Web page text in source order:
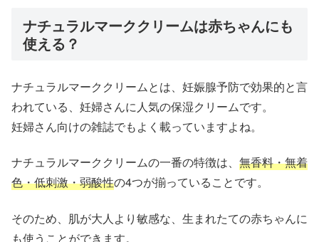
ナチュラルマーククリームは赤ちゃんにも
使える？
ナチュラルマーククリームとは、妊娠腺予防で効果的と言
われている、妊婦さんに人気の保湿クリームです。
妊婦さん向けの雑誌でもよく載っていますよね。
ナチュラルマーククリームの一番の特徴は、 無香料・無着
色・低刺激・弱酸性の4つが揃っていることです。
そのため、肌が大人より敏感な、生まれたての赤ちゃんに
も使うことができます。